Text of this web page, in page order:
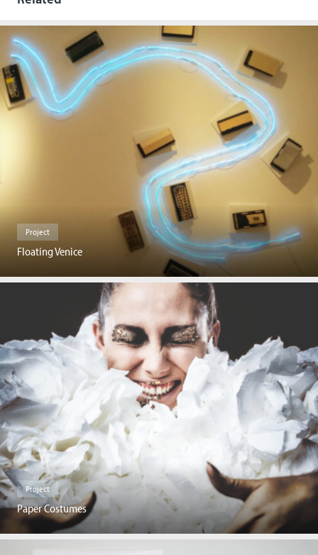
Project
Floating Venice
Project
Paper Costumes